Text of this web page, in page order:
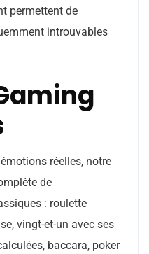
permettent de
introuvables
réelles, notre
de
: roulette
vingt-et-un avec ses
baccara, poker